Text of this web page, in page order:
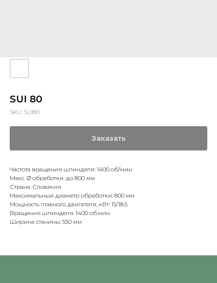
SUI 80
SKU: SUI80
Заказать
Частота вращения шпинделя: 1400 об/мин
Макс. Ø обработки: до 800 мм
Страна: Словакия
Максимальный диаметр обработки: 800 мм
Мощность главного двигателя, кВт: 15/18.5
Вращения шпинделя: 1400 об.мин
Ширина станины: 550 мм